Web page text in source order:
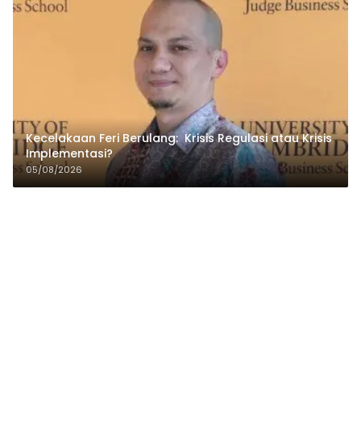
Kecelakaan Feri Berulang: Krisis Regulasi atau Krisis
Implementasi?
05/08/2026